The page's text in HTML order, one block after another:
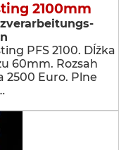
2100mm
PFS 2100. Dĺžka
60mm. Rozsah
2500 Euro. Plne